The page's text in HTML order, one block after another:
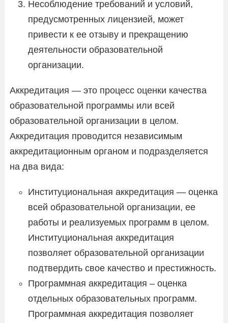
Несоблюдение требований и условий,
предусмотренных лицензией, может
привести к ее отзыву и прекращению
деятельности образовательной
организации.
Аккредитация — это процесс оценки качества
образовательной программы или всей
образовательной организации в целом.
Аккредитация проводится независимым
аккредитационным органом и подразделяется
на два вида:
Институциональная аккредитация — оценка
всей образовательной организации, ее
работы и реализуемых программ в целом.
Институциональная аккредитация
позволяет образовательной организации
подтвердить свое качество и престижность.
Программная аккредитация – оценка
отдельных образовательных программ.
Программная аккредитация позволяет